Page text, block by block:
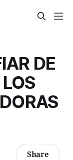
DE
Share